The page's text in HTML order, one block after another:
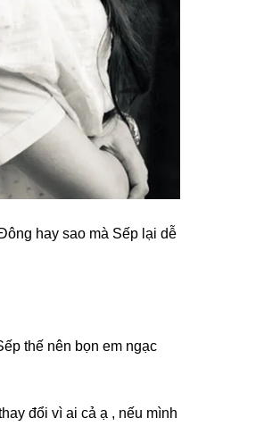
hay ѕao mà Sếp lại dễ
thế nên bọn em ngạc
đổi vì ai cả ạ , nếu mình